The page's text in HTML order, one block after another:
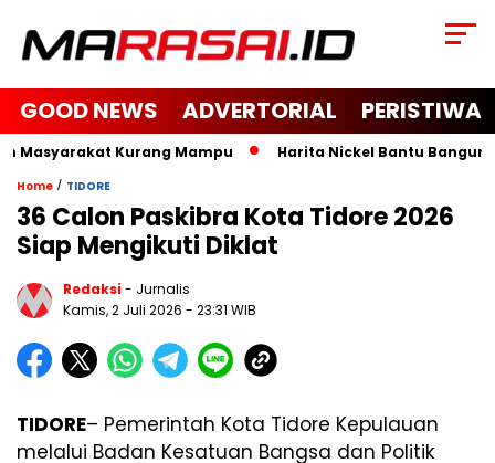
GOOD NEWS ADVERTORIAL PERISTIWA
Kurang Mampu Harita Nickel Bantu Bangun
Home / TIDORE
36 Calon Paskibra Kota Tidore 2026
Siap Mengikuti Diklat
Redaksi- Jurnalis
Kamis, 2 Juli 2026 - 23:31 WIB
TIDORE– Pemerintah Kota Tidore Kepulauan
melalui Badan Kesatuan Bangsa dan Politik